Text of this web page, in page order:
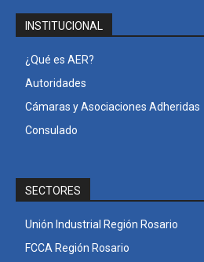
INSTITUCIONAL
¿Qué es AER?
Autoridades
Cámaras y Asociaciones Adheridas
Consulado
SECTORES
Unión Industrial Región Rosario
FCCA Región Rosario